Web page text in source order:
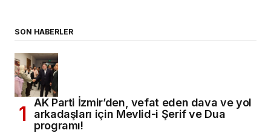
SON HABERLER
AK Parti İzmir’den, vefat eden dava ve yol
arkadaşları için Mevlid-i Şerif ve Dua
programı!